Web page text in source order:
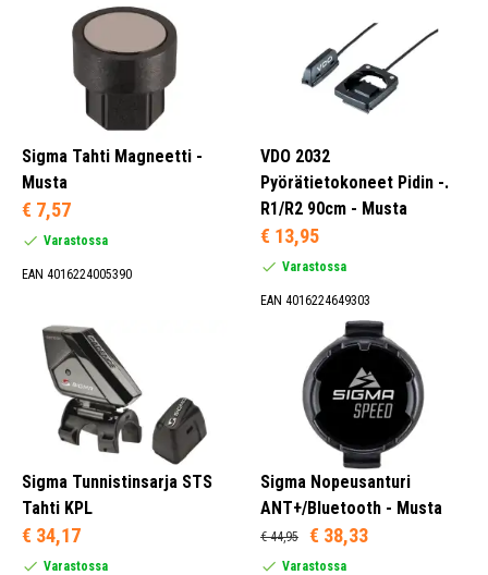
Sigma Tahti Magneetti -
Musta
€ 7,57
Varastossa
EAN 4016224005390
VDO 2032
Pyörätietokoneet Pidin -.
R1/R2 90cm - Musta
€ 13,95
Varastossa
EAN 4016224649303
Sigma Tunnistinsarja STS
Tahti KPL
€ 34,17
Varastossa
Sigma Nopeusanturi
ANT+/Bluetooth - Musta
€ 44,95 € 38,33
Varastossa